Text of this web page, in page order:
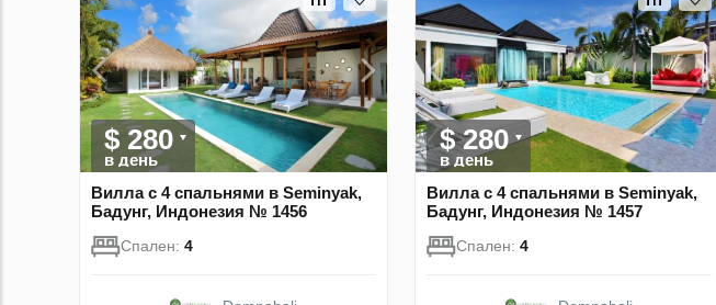
$ 280
в день
Вилла с 4 спальнями в Seminyak,
Бадунг, Индонезия № 1456
Спален: 4
$ 280
в день
Вилла с 4 спальнями в Seminyak,
Бадунг, Индонезия № 1457
Спален: 4